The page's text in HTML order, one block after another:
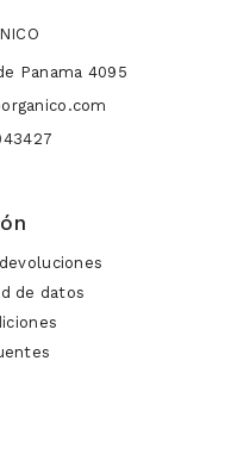
Panama 4095
de datos